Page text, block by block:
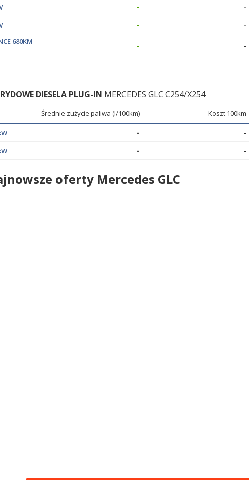
- -
- -
680KM
- -
DIESELA PLUG-IN MERCEDES GLC C254/X254
Średnie zużycie paliwa (l/100km) Koszt 100km
- -
- -
oferty Mercedes GLC